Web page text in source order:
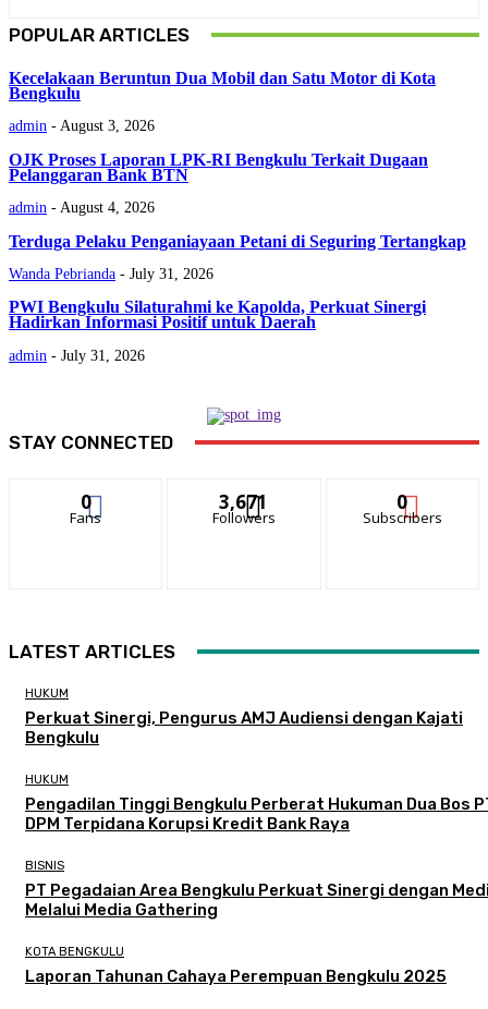
POPULAR ARTICLES
Kecelakaan Beruntun Dua Mobil dan Satu Motor di Kota
Bengkulu
admin - August 3, 2026
OJK Proses Laporan LPK-RI Bengkulu Terkait Dugaan
Pelanggaran Bank BTN
admin - August 4, 2026
Terduga Pelaku Penganiayaan Petani di Seguring Tertangkap
Wanda Pebrianda - July 31, 2026
PWI Bengkulu Silaturahmi ke Kapolda, Perkuat Sinergi
Hadirkan Informasi Positif untuk Daerah
admin - July 31, 2026
STAY CONNECTED
0
Fans
3,671
Followers
0
Subscribers
LATEST ARTICLES
HUKUM
Perkuat Sinergi, Pengurus AMJ Audiensi dengan Kajati
Bengkulu
HUKUM
Pengadilan Tinggi Bengkulu Perberat Hukuman Dua Bos
DPM Terpidana Korupsi Kredit Bank Raya
BISNIS
PT Pegadaian Area Bengkulu Perkuat Sinergi dengan
Melalui Media Gathering
KOTA BENGKULU
Laporan Tahunan Cahaya Perempuan Bengkulu 2025